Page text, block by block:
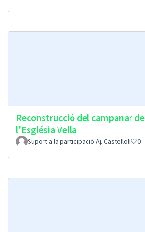
Reconstrucció del campanar de
l'Església Vella
Suport a la participació Aj. Castellolí 0